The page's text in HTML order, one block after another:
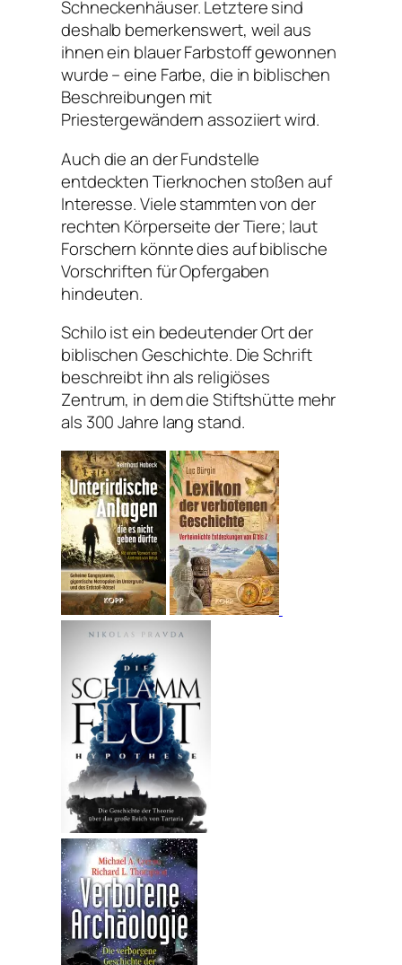
Schneckenhäuser. Letztere sind
deshalb bemerkenswert, weil aus
ihnen ein blauer Farbstoff gewonnen
wurde – eine Farbe, die in biblischen
Beschreibungen mit
Priestergewändern assoziiert wird.
Auch die an der Fundstelle
entdeckten Tierknochen stoßen auf
Interesse. Viele stammten von der
rechten Körperseite der Tiere; laut
Forschern könnte dies auf biblische
Vorschriften für Opfergaben
hindeuten.
Schilo ist ein bedeutender Ort der
biblischen Geschichte. Die Schrift
beschreibt ihn als religiöses
Zentrum, in dem die Stiftshütte mehr
als 300 Jahre lang stand.